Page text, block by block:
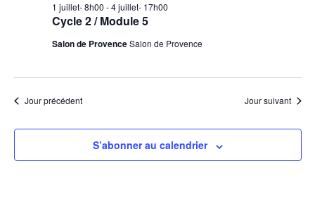
Cycle 2 / Module 5
1 juillet- 8h00 -4 juillet- 17h00
Salon de ProvenceSalon de Provence
Jour précédent Jour suivant
S’abonner au calendrier